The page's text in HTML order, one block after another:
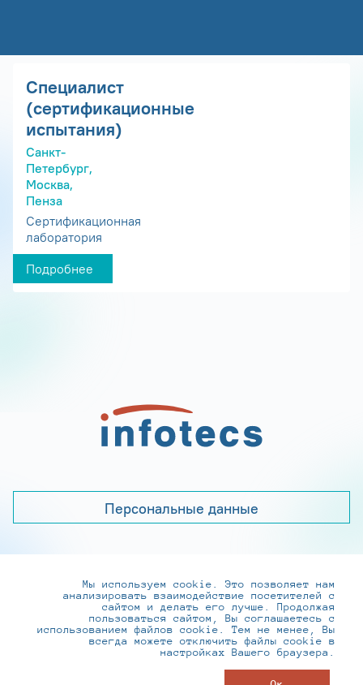
Специалист
(сертификационные
испытания)
Санкт-
Петербург,
Москва,
Пенза
Сертификационная
лаборатория
Подробнее
Персональные данные
+7 (495) 737-6192, 8-800-250-0-260
practice@infotecs.ru,hr@infotecs.ru
127273, г. Москва, Отрадная ул., 2Б строение 1
Мы используем cookie. Это позволяет нам
анализировать взаимодействие посетителей с
сайтом и делать его лучше. Продолжая
пользоваться сайтом, Вы соглашаетесь с
использованием файлов cookie. Тем не менее, Вы
всегда можете отключить файлы cookie в
настройках Вашего браузера.